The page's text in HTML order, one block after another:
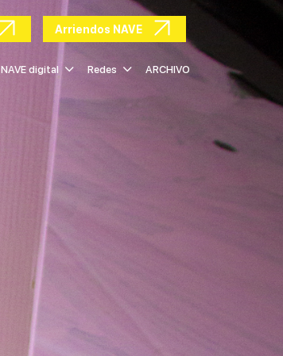
Arriendos NAVE
NAVE digital Redes ARCHIVO